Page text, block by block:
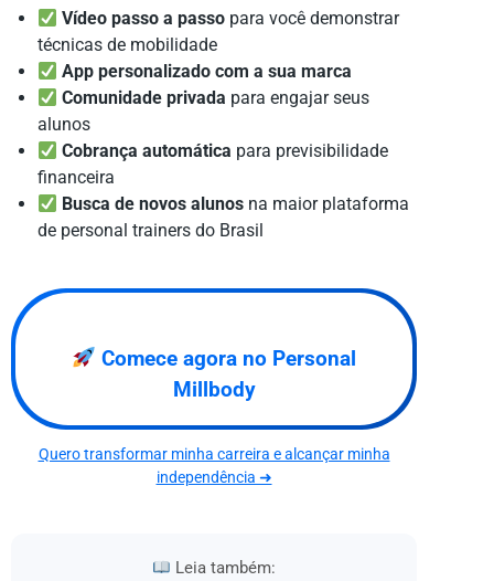
Vídeo passo a passo para você demonstrar
técnicas de mobilidade
App personalizado com a sua marca
Comunidade privada para engajar seus
alunos
Cobrança automática para previsibilidade
financeira
Busca de novos alunos na maior plataforma
de personal trainers do Brasil
Comece agora no Personal
Millbody
Quero transformar minha carreira e alcançar minha
independência ➜
Leia também: